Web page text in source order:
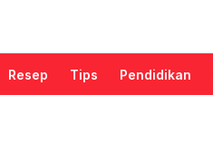
Resep Tips Pendidikan